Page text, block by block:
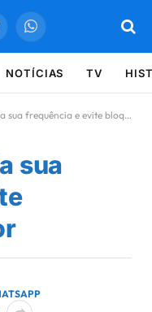
WhatsApp
NOTÍCIAS TV
frequência e evite bloqueio do valor
sua